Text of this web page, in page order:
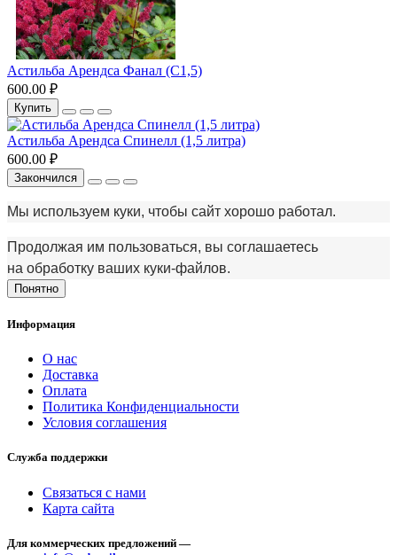
Астильба Арендса Фанал (С1,5)
600.00 ₽
Купить
Астильба Арендса Спинелл (1,5 литра)
600.00 ₽
Закончился
Мы используем куки, чтобы сайт хорошо работал.
Продолжая им пользоваться, вы соглашаетесь
на обработку ваших куки‑файлов.
Понятно
Информация
О нас
Доставка
Оплата
Политика Конфиденциальности
Условия соглашения
Служба поддержки
Связаться с нами
Карта сайта
Для коммерческих предложений —